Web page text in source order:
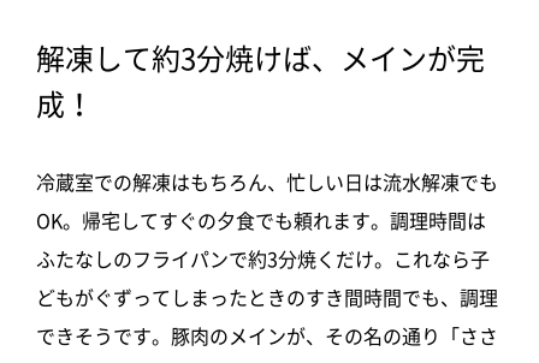
解凍して約3分焼けば、メインが完
成！
冷蔵室での解凍はもちろん、忙しい日は流水解凍でも
OK。帰宅してすぐの夕食でも頼れます。調理時間は
ふたなしのフライパンで約3分焼くだけ。これなら子
どもがぐずってしまったときのすき間時間でも、調理
できそうです。豚肉のメインが、その名の通り「ささ